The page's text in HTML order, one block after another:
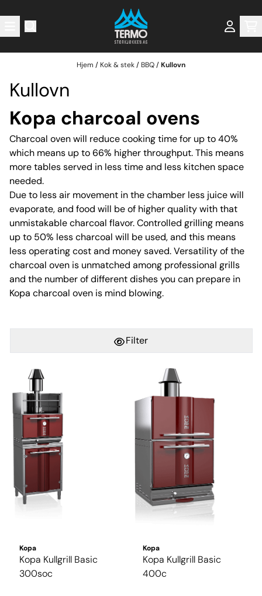
Hjem / Kok & stek/ BBQ/Kullovn
Kullovn
Kopa charcoal ovens
Charcoal oven will reduce cooking time for up to 40%
which means up to 66% higher throughput. This means
more tables served in less time and less kitchen space
needed.
Due to less air movement in the chamber less juice will
evaporate, and food will be of higher quality with that
unmistakable charcoal flavor. Controlled grilling means
up to 50% less charcoal will be used, and this means
less operating cost and money saved. Versatility of the
charcoal oven is unmatched among professional grills
and the number of different dishes you can prepare in
Kopa charcoal oven is mind blowing.
Filter
Kopa
Kopa Kullgrill Basic
300soc
Kopa
Kopa Kullgrill Basic
400c